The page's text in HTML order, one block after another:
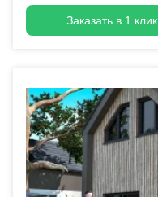
Заказать в 1 клик